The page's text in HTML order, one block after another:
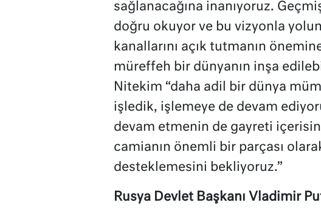
sağlanacağına inanıyoruz.
doğru okuyor ve bu vizyonla
kanallarını açık tutmanın
müreffeh bir dünyanın inşa
Nitekim “daha adil bir dünya
işledik, işlemeye de devam
devam etmenin de gayreti
camianın önemli bir parçası
desteklemesini bekliyoruz.”
Rusya Devlet Başkanı Vladimir